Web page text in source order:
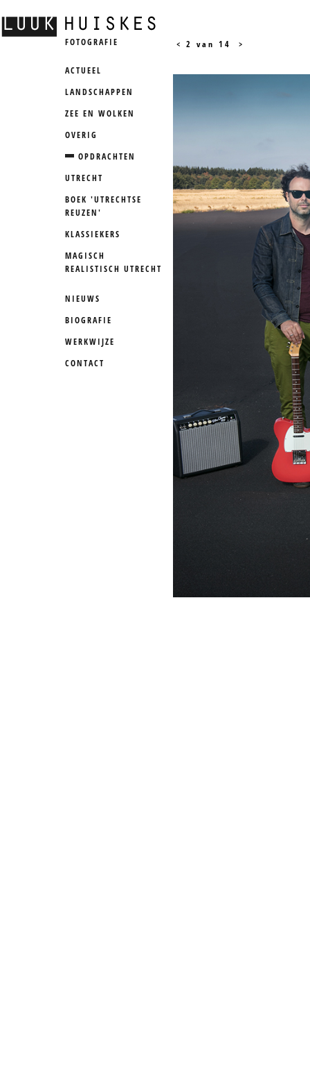
FOTOGRAFIE
ACTUEEL
LANDSCHAPPEN
ZEE EN WOLKEN
OVERIG
OPDRACHTEN
UTRECHT
BOEK 'UTRECHTSE
REUZEN'
KLASSIEKERS
MAGISCH
REALISTISCH UTRECHT
NIEUWS
BIOGRAFIE
WERKWIJZE
CONTACT
< 2 van 14 >